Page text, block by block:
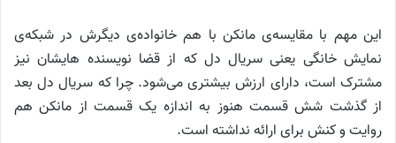
این مهم با مقایسه‌ی مانکن با هم خانواده‌ی دیگرش در شبکه‌ی
نمایش خانگی یعنی سریال دل که از قضا نویسنده هایشان نیز
مشترک است، دارای ارزش بیشتری می‌شود. چرا که سریال دل بعد
از گذشت شش قسمت هنوز به اندازه یک قسمت از مانکن هم
روایت و کنش برای ارائه نداشته است.